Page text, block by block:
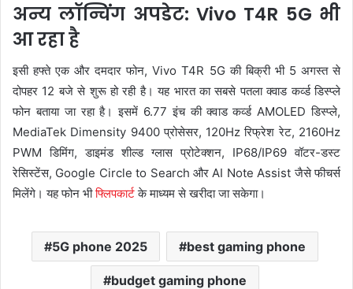
अन्य लॉन्चिंग अपडेट: Vivo T4R 5G भी
आ रहा है
इसी हफ्ते एक और दमदार फोन, Vivo T4R 5G की बिक्री भी 5 अगस्त से
दोपहर 12 बजे से शुरू हो रही है। यह भारत का सबसे पतला क्वाड कर्व्ड डिस्प्ले
फोन बताया जा रहा है। इसमें 6.77 इंच की क्वाड कर्व्ड AMOLED डिस्प्ले,
MediaTek Dimensity 9400 प्रोसेसर, 120Hz रिफ्रेश रेट, 2160Hz
PWM डिमिंग, डाइमंड शील्ड ग्लास प्रोटेक्शन, IP68/IP69 वॉटर-डस्ट
रेसिस्टेंस, Google Circle to Search और AI Note Assist जैसे फीचर्स
मिलेंगे। यह फोन भीफ्लिपकार्टके माध्यम से खरीदा जा सकेगा।
5G phone 2025 best gaming phone
budget gaming phone